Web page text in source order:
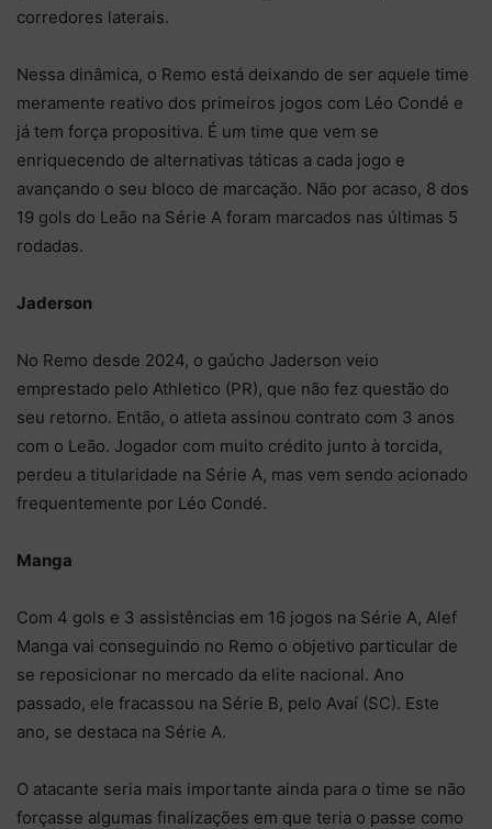
corredores laterais.
Nessa dinâmica, o Remo está deixando de ser aquele time
meramente reativo dos primeiros jogos com Léo Condé e
já tem força propositiva. É um time que vem se
enriquecendo de alternativas táticas a cada jogo e
avançando o seu bloco de marcação. Não por acaso, 8 dos
19 gols do Leão na Série A foram marcados nas últimas 5
rodadas.
Jaderson
No Remo desde 2024, o gaúcho Jaderson veio
emprestado pelo Athletico (PR), que não fez questão do
seu retorno. Então, o atleta assinou contrato com 3 anos
com o Leão. Jogador com muito crédito junto à torcida,
perdeu a titularidade na Série A, mas vem sendo acionado
frequentemente por Léo Condé.
Manga
Com 4 gols e 3 assistências em 16 jogos na Série A, Alef
Manga vai conseguindo no Remo o objetivo particular de
se reposicionar no mercado da elite nacional. Ano
passado, ele fracassou na Série B, pelo Avaí (SC). Este
ano, se destaca na Série A.
O atacante seria mais importante ainda para o time se não
forçasse algumas finalizações em que teria o passe como